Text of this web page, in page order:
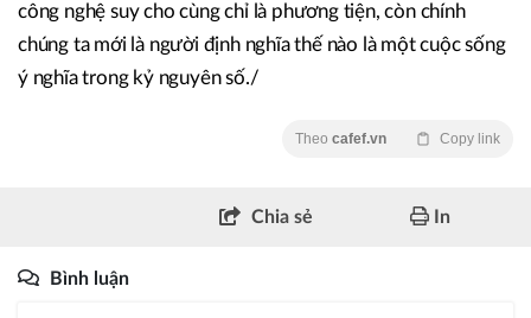
công nghệ suy cho cùng chỉ là phương tiện, còn chính
chúng ta mới là người định nghĩa thế nào là một cuộc sống
ý nghĩa trong kỷ nguyên số./
Theo cafef.vn Copy link
Chia sẻ In
Bình luận